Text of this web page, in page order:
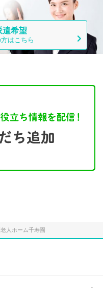
遣希望
はこちら
人ホーム千寿園